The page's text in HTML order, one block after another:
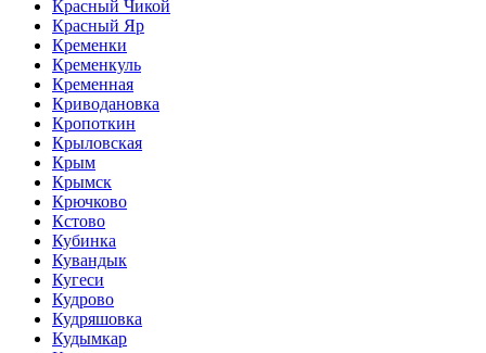
Красный Чикой
Красный Яр
Кременки
Кременкуль
Кременная
Криводановка
Кропоткин
Крыловская
Крым
Крымск
Крючково
Кстово
Кубинка
Кувандык
Кугеси
Кудрово
Кудряшовка
Кудымкар